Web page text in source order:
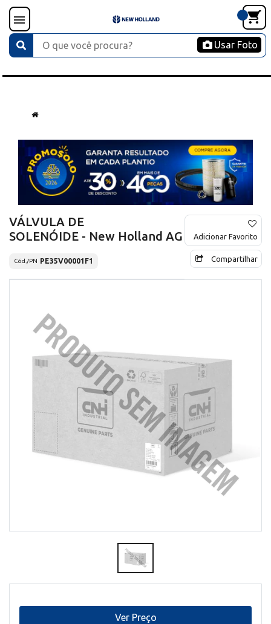
Usar Foto
VÁLVULA DE
SOLENÓIDE - New Holland AG
Cód./PN PE35V00001F1
Adicionar Favorito
Compartilhar
Ver Preço